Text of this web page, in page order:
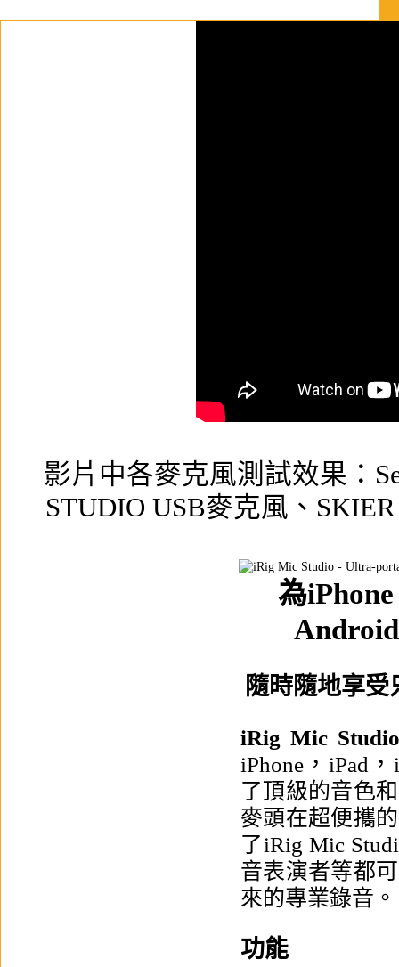
影片中各麥克風測試效果：
STUDIO USB麥克風 、
為
隨時隨地享
iRig Mic Studio
iPhone，iPad
了頂級的音色
麥頭在超便攜
了iRig Mic
音表演者等都
來的專業錄音。
功能